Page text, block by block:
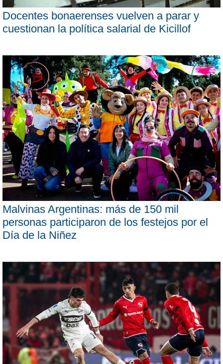
Docentes bonaerenses vuelven a parar y
cuestionan la política salarial de Kicillof
Malvinas Argentinas: más de 150 mil
personas participaron de los festejos por el
Día de la Niñez